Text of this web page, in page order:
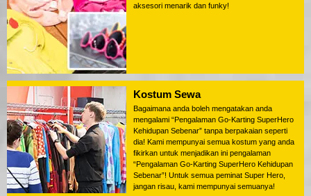
aksesori menarik dan funky!
Kostum Sewa
Bagaimana anda boleh mengatakan anda
mengalami “Pengalaman Go-Karting SuperHero
Kehidupan Sebenar” tanpa berpakaian seperti
dia! Kami mempunyai semua kostum yang anda
fikirkan untuk menjadikan ini pengalaman
“Pengalaman Go-Karting SuperHero Kehidupan
Sebenar”! Untuk semua peminat Super Hero,
jangan risau, kami mempunyai semuanya!